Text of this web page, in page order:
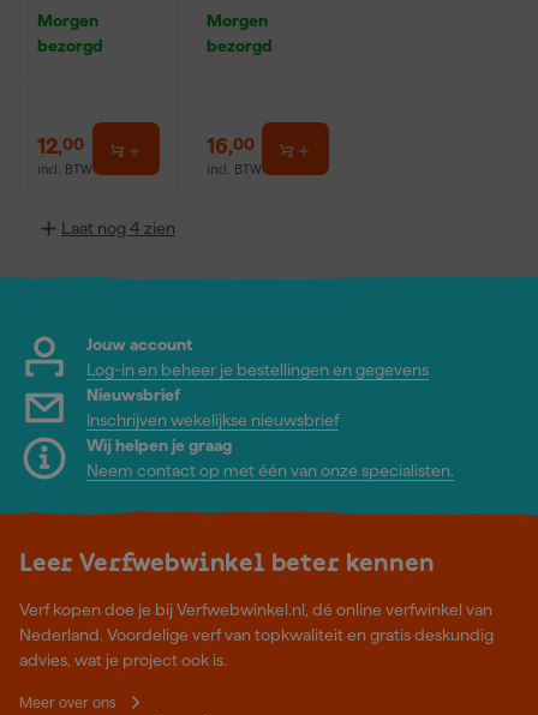
Morgen
bezorgd
12,00
incl. BTW
Morgen
bezorgd
16,00
incl. BTW
Laat nog 4 zien
Jouw account
Log-in en beheer je bestellingen en gegevens
Nieuwsbrief
Inschrijven wekelijkse nieuwsbrief
Wij helpen je graag
Neem contact op met één van onze specialisten.
Leer Verfwebwinkel beter kennen
Verf kopen doe je bij Verfwebwinkel.nl, dé online verfwinkel van
Nederland. Voordelige verf van topkwaliteit en gratis deskundig
advies, wat je project ook is.
Meer over ons